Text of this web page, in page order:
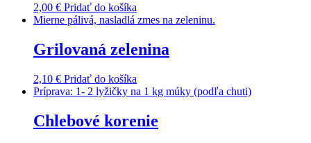
2,00 € Pridať do košíka
Mierne pálivá, nasladlá zmes na zeleninu.
Grilovaná zelenina
2,10 € Pridať do košíka
Príprava: 1- 2 lyžičky na 1 kg múky (podľa chuti)
Chlebové korenie